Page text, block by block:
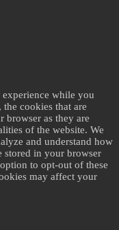
while you
cookies that are
browser as they are
of the website. We
and understand how
stored in your browser
to opt-out of these
may affect your